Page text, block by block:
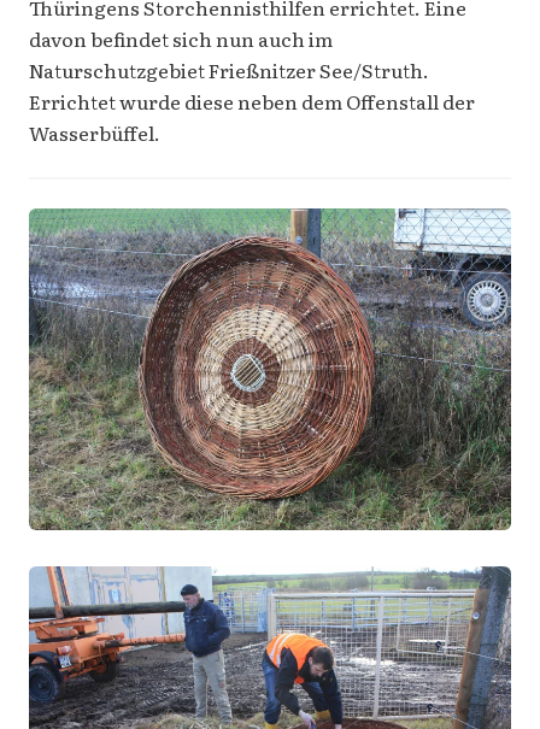
Thüringens Storchennisthilfen errichtet. Eine
davon befindet sich nun auch im
Naturschutzgebiet Frießnitzer See/Struth.
Errichtet wurde diese neben dem Offenstall der
Wasserbüffel.